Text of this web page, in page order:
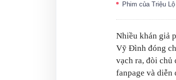
Phim của Triệu
Nhiều khán giả
Vỹ Đình đóng
vạch ra, đòi chủ
fanpage và diễn